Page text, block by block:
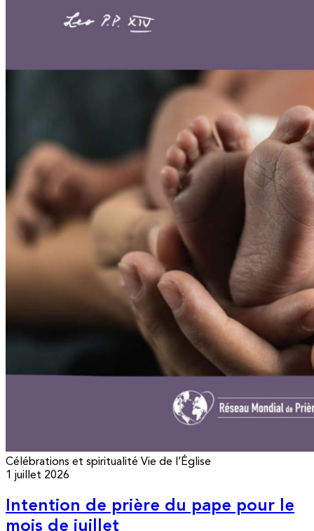
Célébrations et spiritualité Vie de l’Église
1 juillet 2026
Intention de prière du pape pour le
mois de juillet